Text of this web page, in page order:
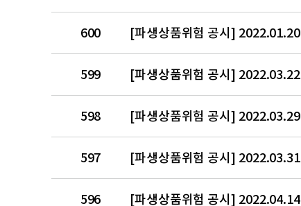
600 [파생상품위험 공시] 2022.01.20
599 [파생상품위험 공시] 2022.03.22
598 [파생상품위험 공시] 2022.03.29
597 [파생상품위험 공시] 2022.03.31
596 [파생상품위험 공시] 2022.04.14